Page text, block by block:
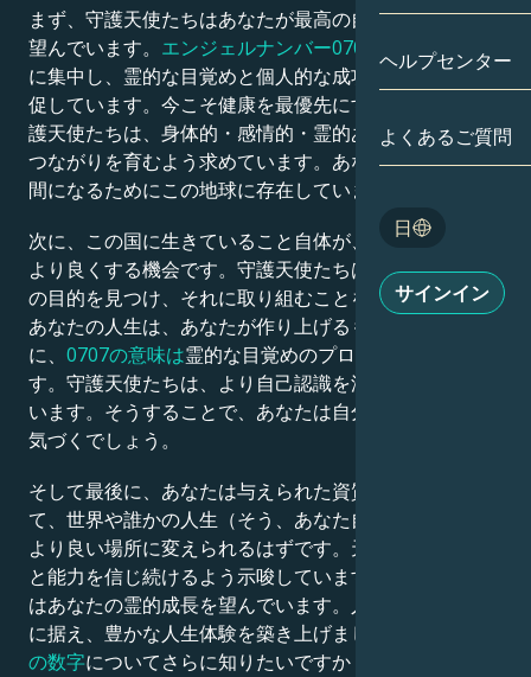
蟹座
獅子座
乙女座
射手座
アストロカー
タロット
エンジェルナ
ヘルプセンター
よくあるご質問
日
English
サインイン
まず、守護天使たちはあなたが最高の自分になることを
望んでいます。 エンジェルナンバー0707は
、内なる魂
に集中し、霊的な目覚めと個人的な成功を享受するよう
促しています。今こそ健康を最優先にすべき時です。守
護天使たちは、身体的・感情的・霊的あらゆる側面での
つながりを育むよう求めています。あなたはより良い人
間になるためにこの地球に存在しています。
次に、この国に生きていること自体が、あなたの人生を
より良くする機会です。守護天使たちは、あなたが人生
の目的を見つけ、それに取り組むことを望んでいます。
あなたの人生は、あなたが作り上げるものです。霊的
に、 0707の意味は霊的な目覚めのプロセスと啓発で
す。守護天使たちは、より自己認識を深めるよう促して
います。そうすることで、あなたは自分の才能や賜物に
気づくでしょう。
そして最後に、あなたは与えられた資質と才能を用い
て、世界や誰かの人生（そう、あなた自身の人生も）を
より良い場所に変えられるはずです。天は常に自分自身
と能力を信じ続けるよう示唆しています。守護天使たち
はあなたの霊的成長を望んでいます。人生の目的を焦点
に据え、豊かな人生体験を築き上げましょう。
の数字についてさらに知りたいですか？